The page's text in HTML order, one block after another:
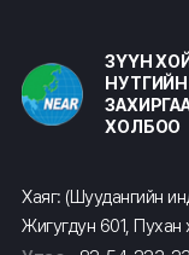
ЗҮҮН
НУТГИЙН
ХОЛБОО
Хаяг: (Шуудангийн
Жигугдун 601,